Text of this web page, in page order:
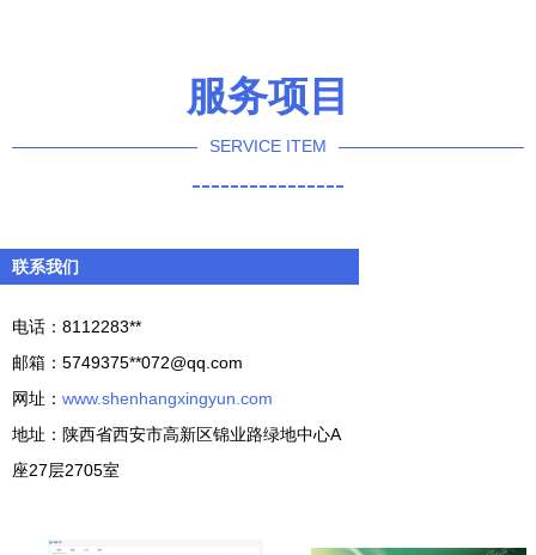
服务项目
SERVICE ITEM
----------------
联系我们
电话：8112283**
邮箱：5749375**072@qq.com
网址： www.shenhangxingyun.com
地址：陕西省西安市高新区锦业路绿地中心A
座27层2705室